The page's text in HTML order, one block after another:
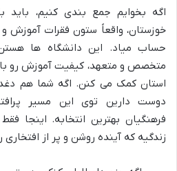
اگه بخوایم جمع بندی کنیم، باید
خوزستان، واقعاً ستون فقرات آموزش
حساب میاد. این دانشگاه ها
متخصص و متعهد، کیفیت آموزش رو
استان کمک می کنن. اگه شما هم
دوست دارین توی این مسیر
فرهنگیان بهترین انتخابه. اینجا
زندگیه که آینده روشن و پر از افتخاری